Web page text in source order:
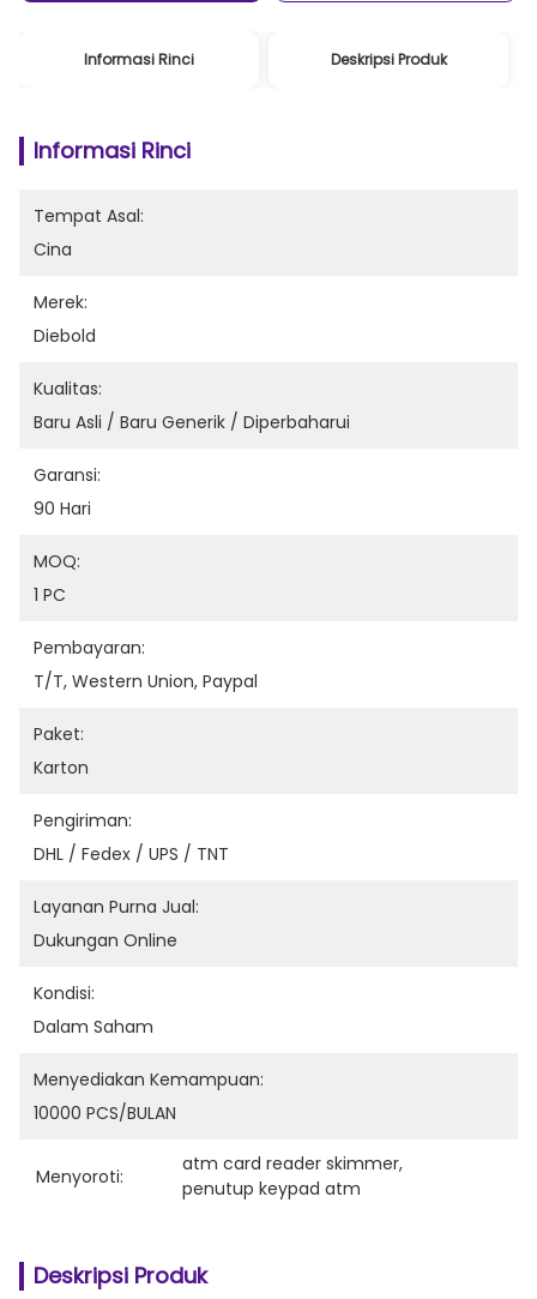
Informasi Rinci Deskripsi Produk
Informasi Rinci
Tempat Asal:
Cina
Merek:
Diebold
Kualitas:
Baru Asli / Baru Generik / Diperbaharui
Garansi:
90 Hari
MOQ:
1 PC
Pembayaran:
T/T, Western Union, Paypal
Paket:
Karton
Pengiriman:
DHL / Fedex / UPS / TNT
Layanan Purna Jual:
Dukungan Online
Kondisi:
Dalam Saham
Menyediakan Kemampuan:
10000 PCS/BULAN
Menyoroti:
atm card reader skimmer,
penutup keypad atm
Deskripsi Produk